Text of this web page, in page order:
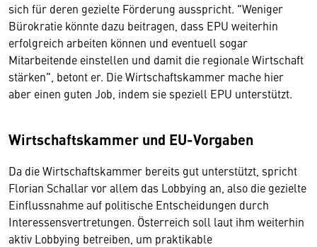
sich für deren gezielte Förderung ausspricht. "Weniger
Bürokratie könnte dazu beitragen, dass EPU weiterhin
erfolgreich arbeiten können und eventuell sogar
Mitarbeitende einstellen und damit die regionale Wirtschaft
stärken", betont er. Die Wirtschaftskammer mache hier
aber einen guten Job, indem sie speziell EPU unterstützt.
Wirtschaftskammer und EU-Vorgaben
Da die Wirtschaftskammer bereits gut unterstützt, spricht
Florian Schallar vor allem das Lobbying an, also die gezielte
Einflussnahme auf politische Entscheidungen durch
Interessensvertretungen. Österreich soll laut ihm weiterhin
aktiv Lobbying betreiben, um praktikable